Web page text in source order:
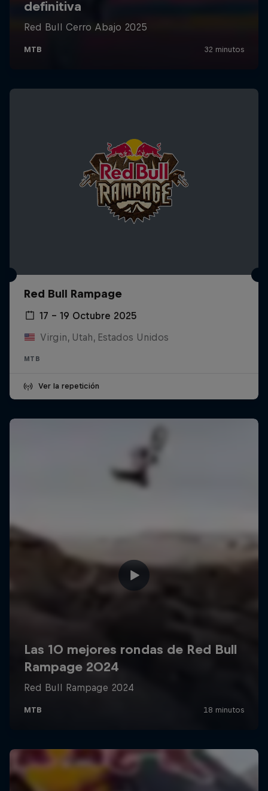
Red Bull Rampage
17 – 19 Octubre 2025
Virgin, Utah, Estados Unidos
MTB
Ver la repetición